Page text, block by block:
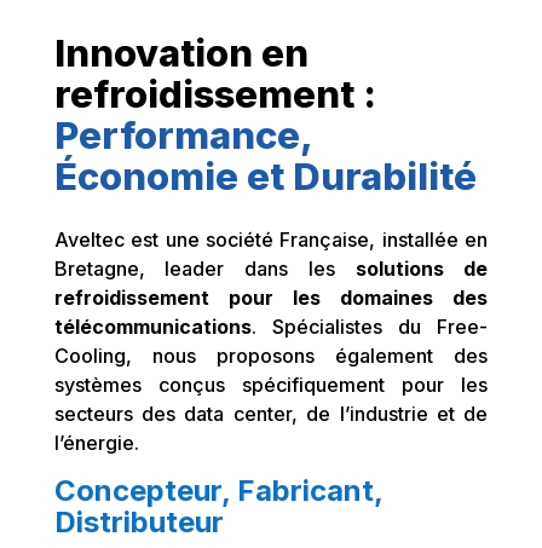
Innovation en
refroidissement :
Performance,
Économie et Durabilité
Aveltec est une société Française, installée en
Bretagne, leader dans les solutions de
refroidissement pour les domaines des
télécommunications. Spécialistes du Free-
Cooling, nous proposons également des
systèmes conçus spécifiquement pour les
secteurs des data center, de l’industrie et de
l’énergie.
Concepteur, Fabricant,
Distributeur